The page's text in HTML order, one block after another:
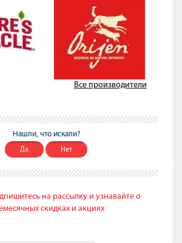
Все производители
Нашли, что искали?
Да Нет
на рассылку и узнавайте о
скидках и акциях